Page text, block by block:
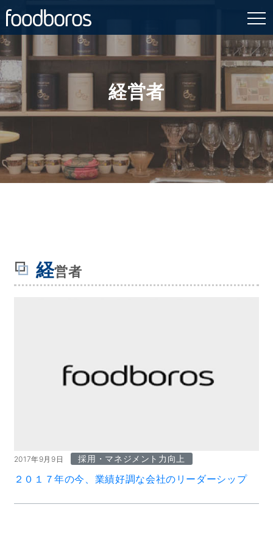
Skip
to
content
経営者
経営者
2017年9月9日 採用・マネジメント力向上
２０１７年の今、業績好調な会社のリーダーシップ